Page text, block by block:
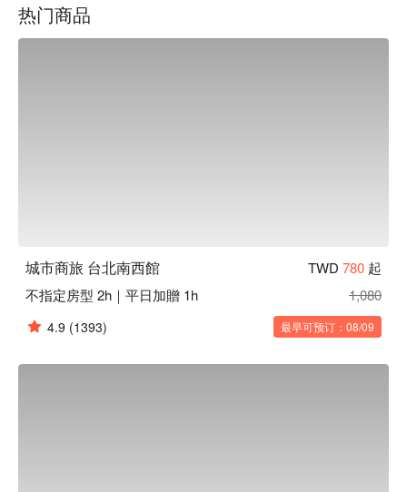
貼心服務：提供免費 Wi-Fi、24 小時接待櫃台、健身房、停車
場等。
热门商品
城市商旅 台北南西館 TWD 780 起
不指定房型 2h｜平日加贈 1h
1,080
4.9 (1393) 最早可预订：08/09